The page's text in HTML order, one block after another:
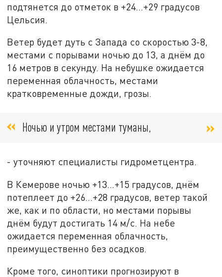
подтянется до отметок в +24…+29 градусов
Цельсия.
Ветер будет дуть с Запада со скоростью 3-8,
местами с порывами ночью до 13, а днём до
16 метров в секунду. На небушке ожидается
переменная облачность, местами
кратковременные дожди, грозы.
Ночью и утром местами туманы,
- уточняют специалисты гидрометцентра.
В Кемерове ночью +13…+15 градусов, днём
потеплеет до +26…+28 градусов, ветер такой
же, как и по области, но местами порывы
днём будут достигать 14 м/с. На небе
ожидается переменная облачность,
преимущественно без осадков.
Кроме того, синоптики прогнозируют в